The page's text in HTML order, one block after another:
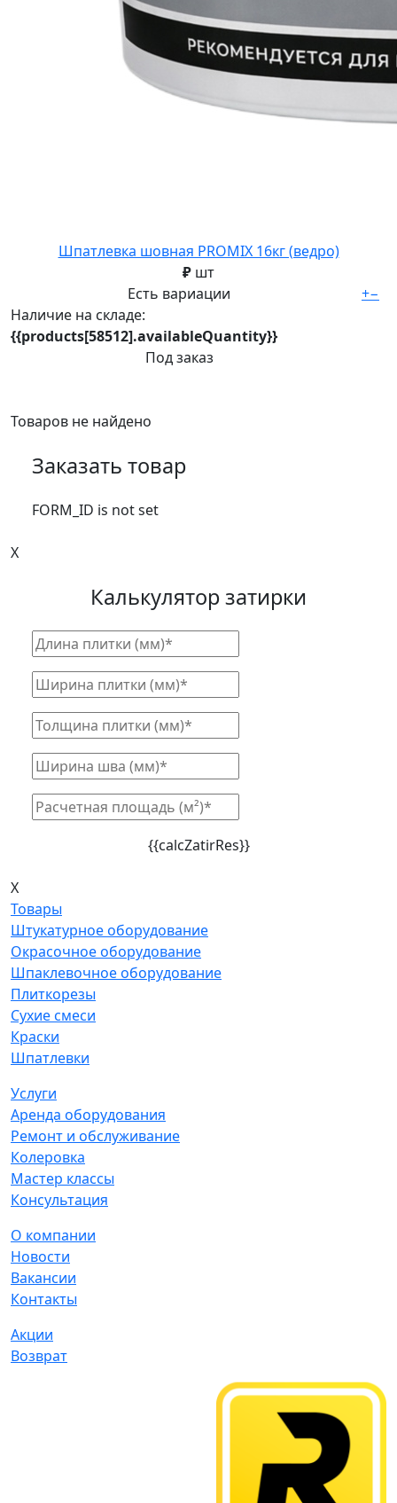
Шпатлевка шовная PROMIX 16кг (ведро)
₽ шт
Есть вариации
Наличие на складе:
{{products[58512].availableQuantity}}
Под заказ
+−
Товаров не найдено
Заказать товар
FORM_ID is not set
X
Калькулятор затирки
{{calcZatirRes}}
X
Товары
Штукатурное оборудование
Окрасочное оборудование
Шпаклевочное оборудование
Плиткорезы
Сухие смеси
Краски
Шпатлевки
Услуги
Аренда оборудования
Ремонт и обслуживание
Колеровка
Мастер классы
Консультация
О компании
Новости
Вакансии
Контакты
Акции
Возврат